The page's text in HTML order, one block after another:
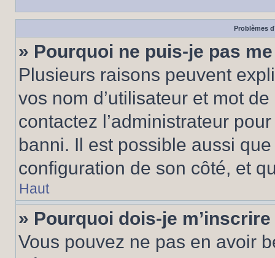
Problèmes
» Pourquoi ne puis-je pas
Plusieurs raisons peuvent
vos nom d’utilisateur et mot
contactez l’administrateur
banni. Il est possible aussi
configuration de son côté, et
Haut
» Pourquoi dois-je
Vous pouvez ne pas en avoir